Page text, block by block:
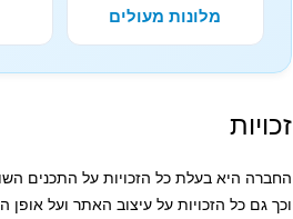
מלונות מעולים
זכויות
החברה היא בעלת כל הזכויות על התכנים
וכך גם כל הזכויות על עיצוב האתר ועל אופן